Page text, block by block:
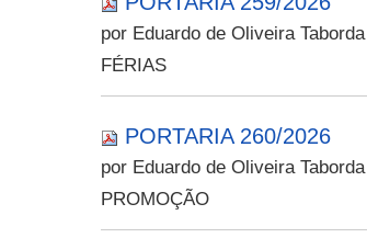
por Eduardo de Oliveira Taborda
FÉRIAS
PORTARIA 260/2026
por Eduardo de Oliveira Taborda
PROMOÇÃO